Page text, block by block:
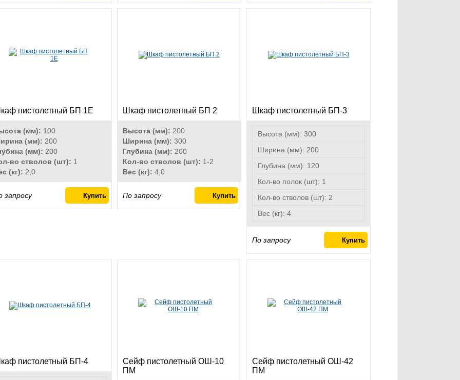
пистолетный БП 1Е
(мм): 100
(мм): 200
(мм): 200
во стволов (шт): 1
(кг): 2,0
запросу
Шкаф пистолетный БП 2
Высота (мм): 200
Ширина (мм): 300
Глубина (мм): 200
Кол-во стволов (шт): 1-2
Вес (кг): 4,0
По запросу
Шкаф пистолетный БП-3
Высота (мм): 300
Ширина (мм): 200
Глубина (мм): 120
Кол-во полок (шт): 1
Кол-во стволов (шт): 2
Вес (кг): 4
По запросу
пистолетный БП-4
Сейф пистолетный ОШ-10
ПМ
Сейф пистолетный ОШ-42
ПМ